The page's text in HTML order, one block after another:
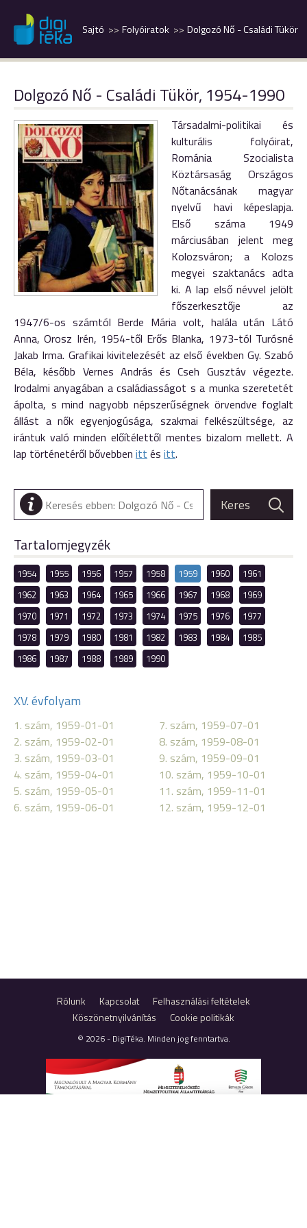
Dolgozó Nő - Családi Tükör
Folyóiratok
Sajtó
Dolgozó Nő - Családi Tükör, 1954-1990
Társadalmi-politikai és
kulturális folyóirat,
Románia Szocialista
Köztársaság Országos
Nőtanácsának magyar
nyelvű havi képeslapja.
Első száma 1949
márciusában jelent meg
Kolozsváron; a Kolozs
megyei szaktanács adta
ki. A lap első névvel jelölt
főszerkesztője az
1947/6-os számtól Berde Mária volt, halála után Látó
Anna, Orosz Irén, 1954-től Erős Blanka, 1973-tól Turósné
Jakab Irma. Grafikai kivitelezését az első években Gy. Szabó
Béla, később Vernes András és Cseh Gusztáv végezte.
Irodalmi anyagában a családiasságot s a munka szeretetét
ápolta, s mind nagyobb népszerűségnek örvendve foglalt
állást a nők egyenjogúsága, szakmai felkészültsége, az
irántuk való minden előítélettől mentes bizalom mellett. A
lap történetéről bővebben itt és itt.
Tartalomjegyzék
1954 1955 1956 1957 1958 1959 1960
1961
1962
1963 1964 1965 1966 1967 1968
1969
1970
1971 1972 1973 1974 1975 1976
1977
1978
1979 1980 1981 1982 1983 1984
1985
1986
1987 1988 1989 1990
XV. évfolyam
1. szám, 1959-01-01
2. szám, 1959-02-01
3. szám, 1959-03-01
4. szám, 1959-04-01
5. szám, 1959-05-01
6. szám, 1959-06-01
7. szám, 1959-07-01
8. szám, 1959-08-01
9. szám, 1959-09-01
10. szám, 1959-10-01
11. szám, 1959-11-01
12. szám, 1959-12-01
Rólunk Kapcsolat
Felhasználási feltételek
Köszönetnyilvánítás
Cookie politikák
© 2026 - DigiTéka. Minden jog fenntartva.